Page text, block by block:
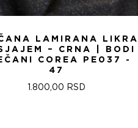
LAMIRANA LIKRA
– CRNA | BODI
COREA PE037 -
47
1.800,00 RSD